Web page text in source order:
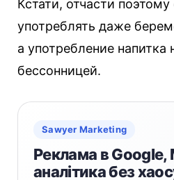
Кстати, отчасти
употреблять даже
а употребление напитка
бессонницей.
Sawyer Marketing
Реклама в Google,
аналітика без